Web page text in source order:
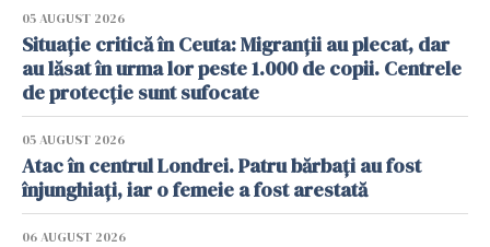
05 AUGUST 2026
Situație critică în Ceuta: Migranții au plecat, dar
au lăsat în urma lor peste 1.000 de copii. Centrele
de protecție sunt sufocate
05 AUGUST 2026
Atac în centrul Londrei. Patru bărbați au fost
înjunghiați, iar o femeie a fost arestată
06 AUGUST 2026